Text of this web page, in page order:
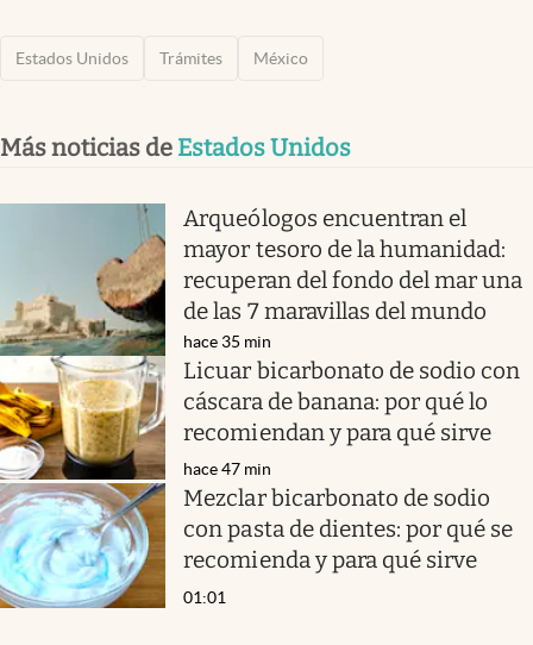
Estados Unidos Trámites México
Más noticias de Estados Unidos
Arqueólogos encuentran el
mayor tesoro de la humanidad:
recuperan del fondo del mar una
de las 7 maravillas del mundo
hace 35 min
Licuar bicarbonato de sodio con
cáscara de banana: por qué lo
recomiendan y para qué sirve
hace 47 min
Mezclar bicarbonato de sodio
con pasta de dientes: por qué se
recomienda y para qué sirve
01:01